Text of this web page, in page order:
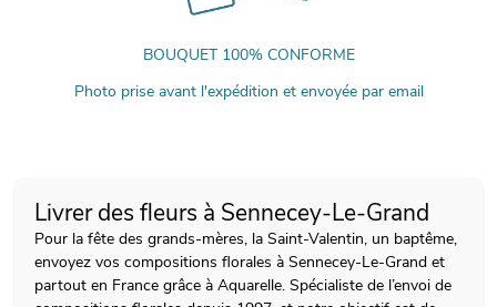
BOUQUET 100% CONFORME
Photo prise avant l'expédition et envoyée par email
Livrer des fleurs à Sennecey-Le-Grand
Pour la fête des grands-mères, la Saint-Valentin, un baptême,
envoyez vos compositions florales à Sennecey-Le-Grand et
partout en France grâce à Aquarelle. Spécialiste de l’envoi de